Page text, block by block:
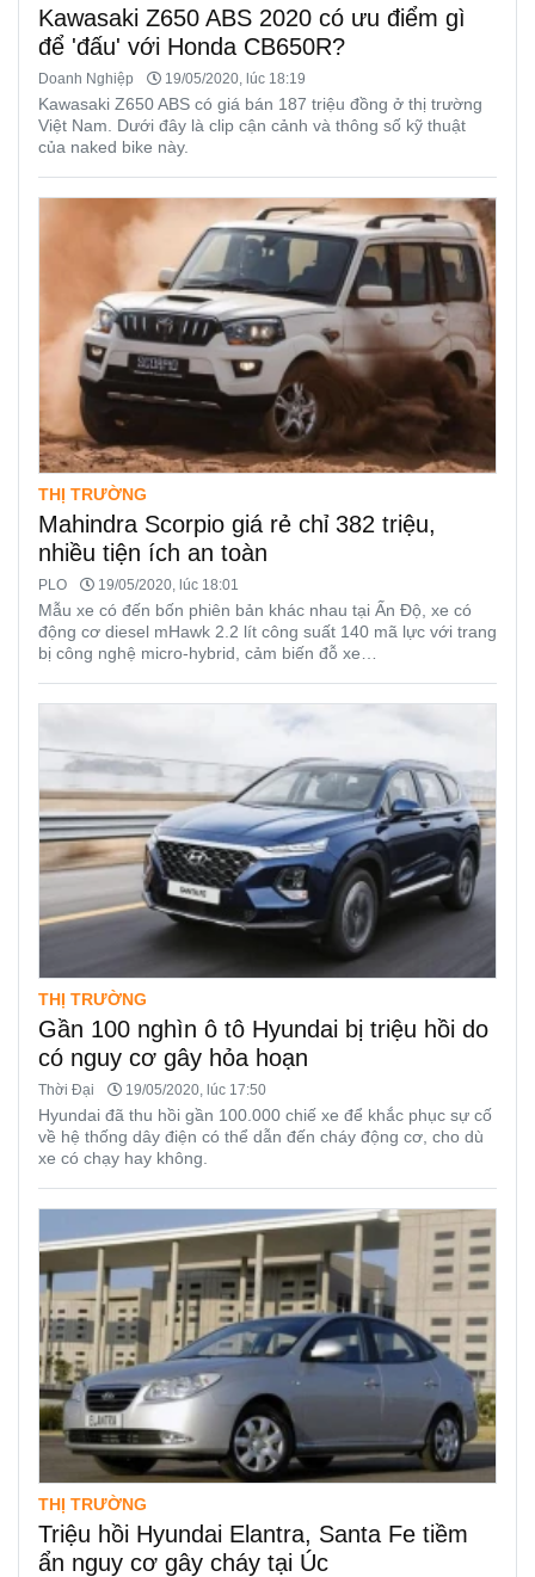
Kawasaki Z650 ABS 2020 có ưu điểm gì
để 'đấu' với Honda CB650R?
Doanh Nghiệp 19/05/2020, lúc 18:19
Kawasaki Z650 ABS có giá bán 187 triệu đồng ở thị trường
Việt Nam. Dưới đây là clip cận cảnh và thông số kỹ thuật
của naked bike này.
THỊ TRƯỜNG
Mahindra Scorpio giá rẻ chỉ 382 triệu,
nhiều tiện ích an toàn
PLO 19/05/2020, lúc 18:01
Mẫu xe có đến bốn phiên bản khác nhau tại Ấn Độ, xe có
động cơ diesel mHawk 2.2 lít công suất 140 mã lực với trang
bị công nghệ micro-hybrid, cảm biến đỗ xe…
THỊ TRƯỜNG
Gần 100 nghìn ô tô Hyundai bị triệu hồi do
có nguy cơ gây hỏa hoạn
Thời Đại 19/05/2020, lúc 17:50
Hyundai đã thu hồi gần 100.000 chiế xe để khắc phục sự cố
về hệ thống dây điện có thể dẫn đến cháy động cơ, cho dù
xe có chạy hay không.
THỊ TRƯỜNG
Triệu hồi Hyundai Elantra, Santa Fe tiềm
ẩn nguy cơ gây cháy tại Úc